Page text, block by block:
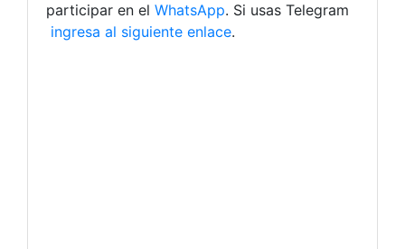
participar en el WhatsApp. Si usas Telegram
ingresa al siguiente enlace.